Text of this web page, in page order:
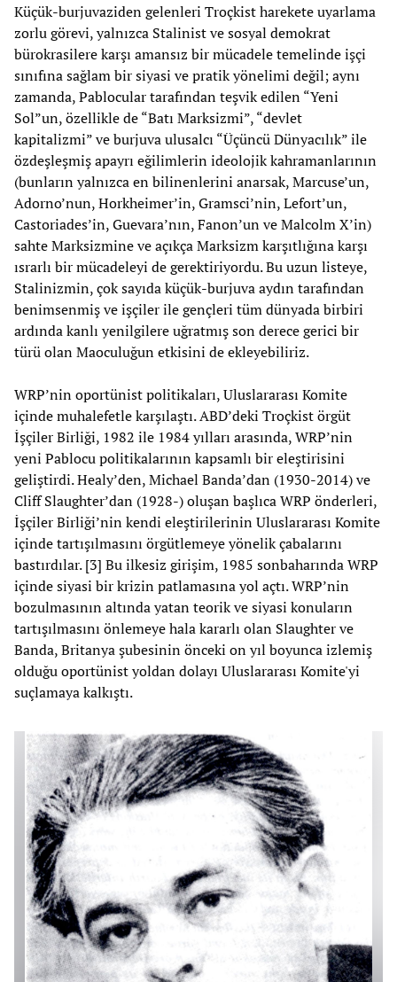
Küçük-burjuvaziden gelenleri Troçkist harekete uyarlama
zorlu görevi, yalnızca Stalinist ve sosyal demokrat
bürokrasilere karşı amansız bir mücadele temelinde işçi
sınıfına sağlam bir siyasi ve pratik yönelimi değil; aynı
zamanda, Pablocular tarafından teşvik edilen “Yeni
Sol”un, özellikle de “Batı Marksizmi”, “devlet
kapitalizmi” ve burjuva ulusalcı “Üçüncü Dünyacılık” ile
özdeşleşmiş apayrı eğilimlerin ideolojik kahramanlarının
(bunların yalnızca en bilinenlerini anarsak, Marcuse’un,
Adorno’nun, Horkheimer’in, Gramsci’nin, Lefort’un,
Castoriades’in, Guevara’nın, Fanon’un ve Malcolm X’in)
sahte Marksizmine ve açıkça Marksizm karşıtlığına karşı
ısrarlı bir mücadeleyi de gerektiriyordu. Bu uzun listeye,
Stalinizmin, çok sayıda küçük-burjuva aydın tarafından
benimsenmiş ve işçiler ile gençleri tüm dünyada birbiri
ardında kanlı yenilgilere uğratmış son derece gerici bir
türü olan Maoculuğun etkisini de ekleyebiliriz.
WRP’nin oportünist politikaları, Uluslararası Komite
içinde muhalefetle karşılaştı. ABD’deki Troçkist örgüt
İşçiler Birliği, 1982 ile 1984 yılları arasında, WRP’nin
yeni Pablocu politikalarının kapsamlı bir eleştirisini
geliştirdi. Healy’den, Michael Banda’dan (1930-2014) ve
Cliff Slaughter’dan (1928-) oluşan başlıca WRP önderleri,
İşçiler Birliği’nin kendi eleştirilerinin Uluslararası Komite
içinde tartışılmasını örgütlemeye yönelik çabalarını
bastırdılar. [3] Bu ilkesiz girişim, 1985 sonbaharında WRP
içinde siyasi bir krizin patlamasına yol açtı. WRP’nin
bozulmasının altında yatan teorik ve siyasi konuların
tartışılmasını önlemeye hala kararlı olan Slaughter ve
Banda, Britanya şubesinin önceki on yıl boyunca izlemiş
olduğu oportünist yoldan dolayı Uluslararası Komite'yi
suçlamaya kalkıştı.